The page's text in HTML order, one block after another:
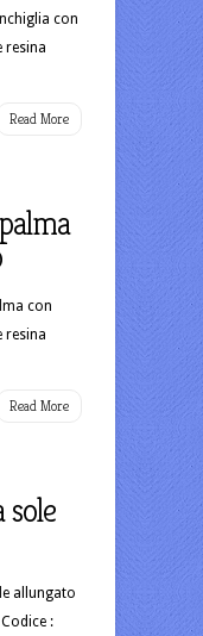
con
resina
Read More
con
resina
Read More
allungato
: